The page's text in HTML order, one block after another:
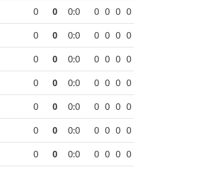
0 0 0:0 0 0 0 0
0 0 0:0 0 0 0 0
0 0 0:0 0 0 0 0
0 0 0:0 0 0 0 0
0 0 0:0 0 0 0 0
0 0 0:0 0 0 0 0
0 0 0:0 0 0 0 0